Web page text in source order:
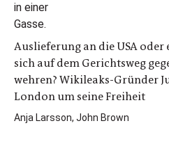
Auslieferung an die USA oder
sich auf dem Gerichtsweg
wehren? Wikileaks-Gründer
London um seine Freiheit
Anja Larsson, John Brown